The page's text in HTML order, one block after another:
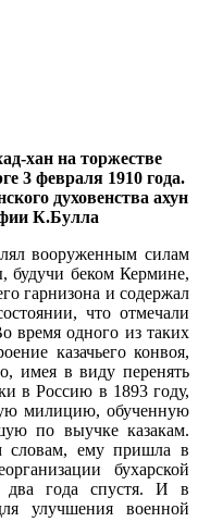
хан на торжестве
3 февраля 1910 года.
духовенства ахун
К.Булла
вооруженным силам
будучи беком Кермине,
гарнизона и содержал
что отмечали
время одного из таких
казачьего конвоя,
имея в виду перенять
в Россию в 1893 году,
милицию, обученную
по выучке казакам.
словам, ему пришла в
бухарской
два года спустя. И в
улучшения военной